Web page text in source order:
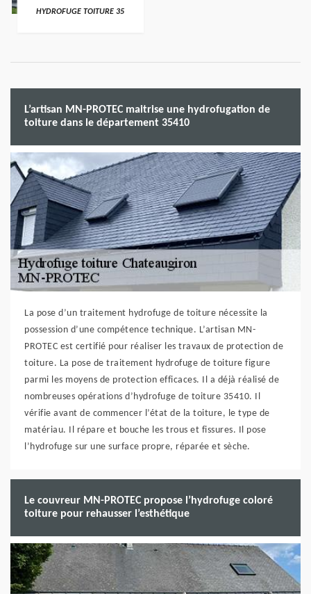
HYDROFUGE TOITURE 35
L’artisan MN-PROTEC maitrise une hydrofugation de
toiture dans le département 35410
La pose d’un traitement hydrofuge de toiture nécessite la
possession d’une compétence technique. L’artisan MN-
PROTEC est certifié pour réaliser les travaux de protection de
toiture. La pose de traitement hydrofuge de toiture figure
parmi les moyens de protection efficaces. Il a déjà réalisé de
nombreuses opérations d’hydrofuge de toiture 35410. Il
vérifie avant de commencer l’état de la toiture, le type de
matériau. Il répare et bouche les trous et fissures. Il pose
l’hydrofuge sur une surface propre, réparée et sèche.
Le couvreur MN-PROTEC propose l’hydrofuge coloré
toiture pour rehausser l’esthétique